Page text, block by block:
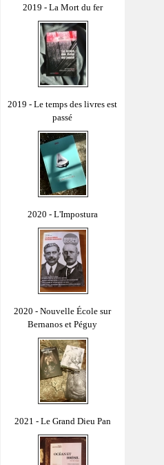
2019 - La Mort du fer
2019 - Le temps des livres est
passé
2020 - L'Impostura
2020 - Nouvelle École sur
Bernanos et Péguy
2021 - Le Grand Dieu Pan